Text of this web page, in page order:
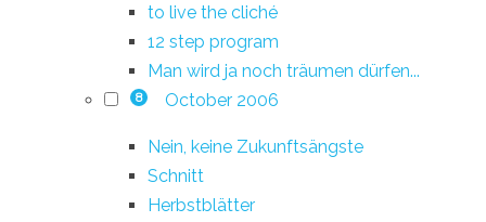
to live the cliché
12 step program
Man wird ja noch träumen dürfen...
8 October 2006
Nein, keine Zukunftsängste
Schnitt
Herbstblätter